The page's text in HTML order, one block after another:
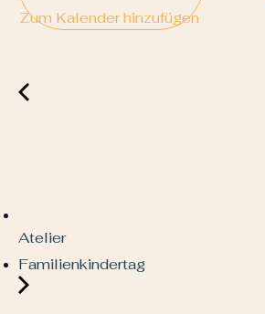
Zum Kalender hinzufügen
Atelier
Familienkindertag